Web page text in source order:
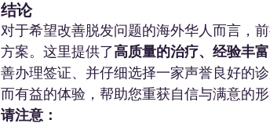
结论
对于希望改善脱发问题的海外华人而言，
方案。这里提供了高质量的治疗、经验丰
善办理签证、并仔细选择一家声誉良好的
而有益的体验，帮助您重获自信与满意的形
请注意：